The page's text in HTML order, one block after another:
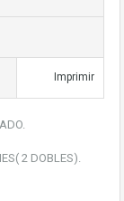
Imprimir
2 DOBLES).